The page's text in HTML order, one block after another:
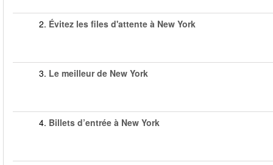
2. Évitez les files d'attente à New York
3. Le meilleur de New York
4. Billets d’entrée à New York